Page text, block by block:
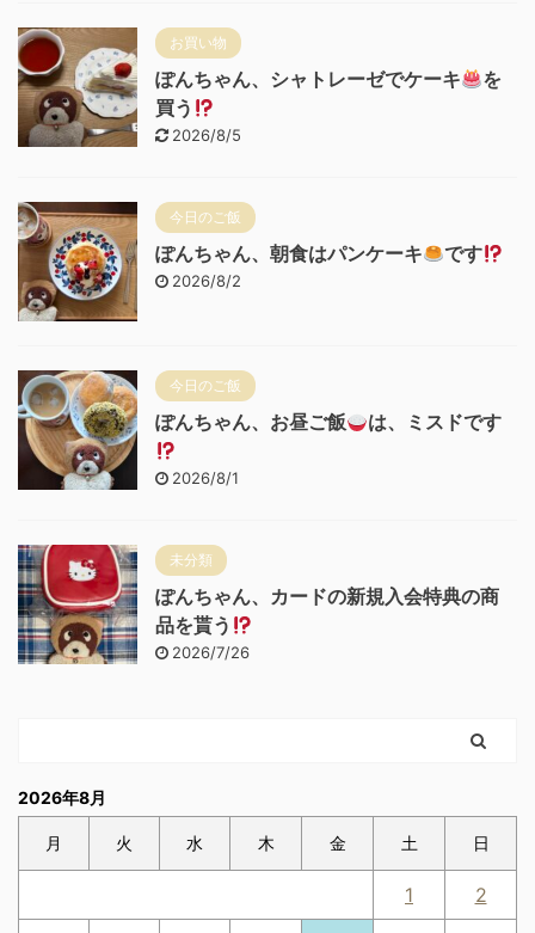
お買い物
ぽんちゃん、シャトレーゼでケーキ
を
買う
2026/8/5
今日のご飯
ぽんちゃん、朝食はパンケーキ です
2026/8/2
今日のご飯
ぽんちゃん、お昼ご飯 は、ミスドです
2026/8/1
未分類
ぽんちゃん、カードの新規入会特典の商
品を貰う
2026/7/26
2026年8月
月 火 水 木 金 土 日
1 2